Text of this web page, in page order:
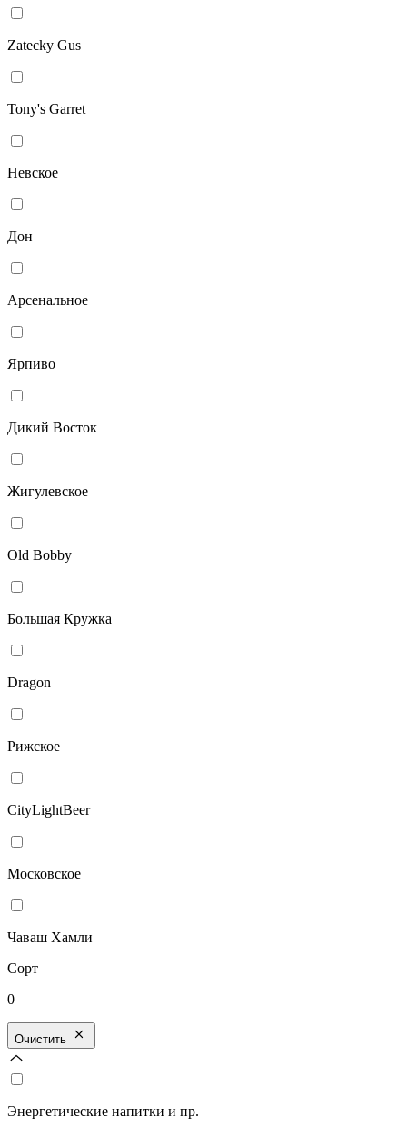
Zatecky Gus
Tony's Garret
Невское
Дон
Арсенальное
Ярпиво
Дикий Восток
Жигулевское
Old Bobby
Большая Кружка
Dragon
Рижское
CityLightBeer
Московское
Чаваш Хамли
Сорт
0
Очистить
Энергетические напитки и пр.